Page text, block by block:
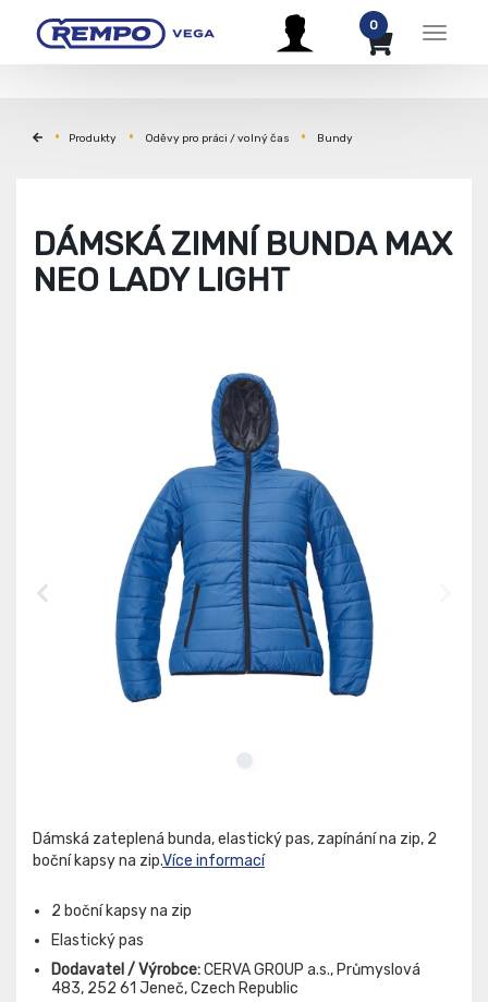
Menu
0
Produkty Oděvy pro práci / volný čas Bundy
DÁMSKÁ ZIMNÍ BUNDA MAX
NEO LADY LIGHT
Dámská zateplená bunda, elastický pas, zapínání na zip, 2
boční kapsy na zip.Více informací
2 boční kapsy na zip
Elastický pas
Dodavatel / Výrobce:CERVA GROUP a.s., Průmyslová
483, 252 61 Jeneč, Czech Republic